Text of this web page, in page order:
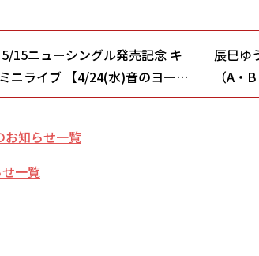
15ニューシングル発売記念 キ
ニライブ 【4/24(水)音のヨーロ
辰巳ゆ
（A
インタ
お知らせ一覧
一覧